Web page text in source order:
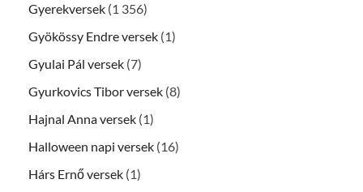
Gyerekversek (1 356)
Gyökössy Endre versek (1)
Gyulai Pál versek (7)
Gyurkovics Tibor versek (8)
Hajnal Anna versek (1)
Halloween napi versek (16)
Hárs Ernő versek (1)